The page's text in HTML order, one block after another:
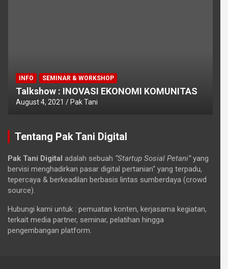
INFO SEMINAR & WORKSHOP
Talkshow : INOVASI EKONOMI KOMUNITAS
August 4, 2021 Pak Tani
Tentang Pak Tani Digital
Pak Tani Digital adalah sebuah “Startup Sosial Petani”yang
bervisi menghadirkan pasar digital pertanian“ yang terpadu,
tepercaya & berkeadilan berbasis lintas sumberdaya (crowd
source).
Hubungi kami untuk : pemuatan konten, kerjasama kegiatan,
terkait media partner, seminar, pelatihan hingga
pengembangan platform.